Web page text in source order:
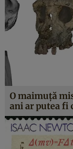
O maimuță
ani ar putea fi